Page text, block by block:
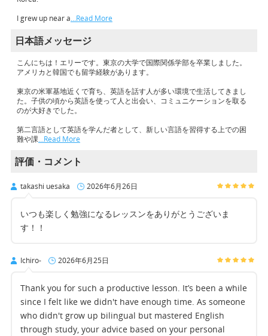
I grew up near a…Read More
日本語メッセージ
こんにちは！エリーです。東京の大学で国際関係学部を卒業しました。
アメリカと韓国でも留学経験があります。
東京の米軍基地近くで育ち、英語を話す人が多い環境で生活してきまし
た。子供の頃から英語を使って人と出会い、コミュニケーションを取る
のが大好きでした。
第二言語として英語を学んだ者として、新しい言語を習得する上での困
難や課…Read More
評価・コメント
takashi uesaka 2026年6月26日
いつも楽しく勉強になるレッスンをありがとうございま
す！！
Ichiro- 2026年6月25日
Thank you for such a productive lesson. It’s been a while
since I felt like we didn't have enough time. As someone
who didn't grow up bilingual but mastered English
through study, your advice based on your personal